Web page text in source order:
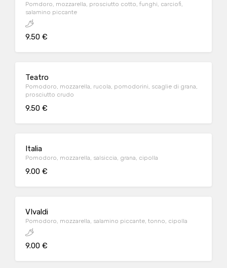
Pomdoro, mozzarella, prosciutto cotto, funghi, carciofi,
salamino piccante
9.50 €
Teatro
Pomodoro, mozzarella, rucola, pomodorini, scaglie di grana,
prosciutto crudo
9.50 €
Italia
Pomodoro, mozzarella, salsiccia, grana, cipolla
9.00 €
VIvaldi
Pomodoro, mozzarella, salamino piccante, tonno, cipolla
9.00 €